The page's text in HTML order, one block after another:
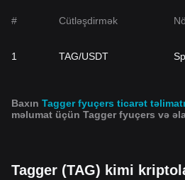
# Cütləşdirmək
1 TAG/USDT
Baxın Tagger fyuçers ticarət təlimatı
məlumat üçün Tagger fyuçers və
Tagger (TAG) kimi